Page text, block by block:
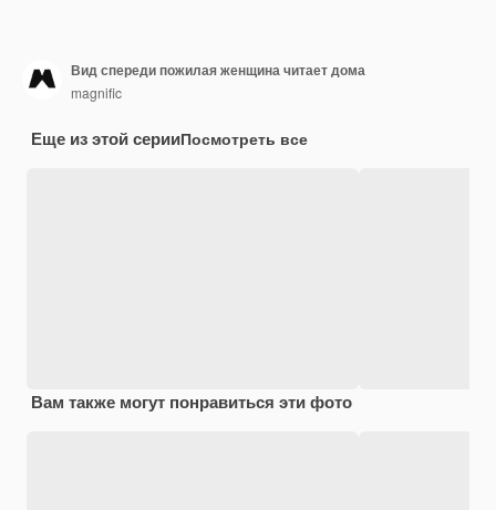
Вид спереди пожилая женщина читает дома
magnific
Еще из этой серииПосмотреть все
Вам также могут понравиться эти фото